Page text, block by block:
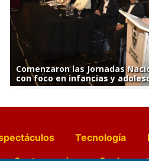
Comenzaron las Jornadas
con foco en infancias y
Tecnología